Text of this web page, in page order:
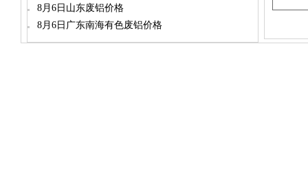
8月6日山东废铝价格
8月6日广东南海有色废铝价格